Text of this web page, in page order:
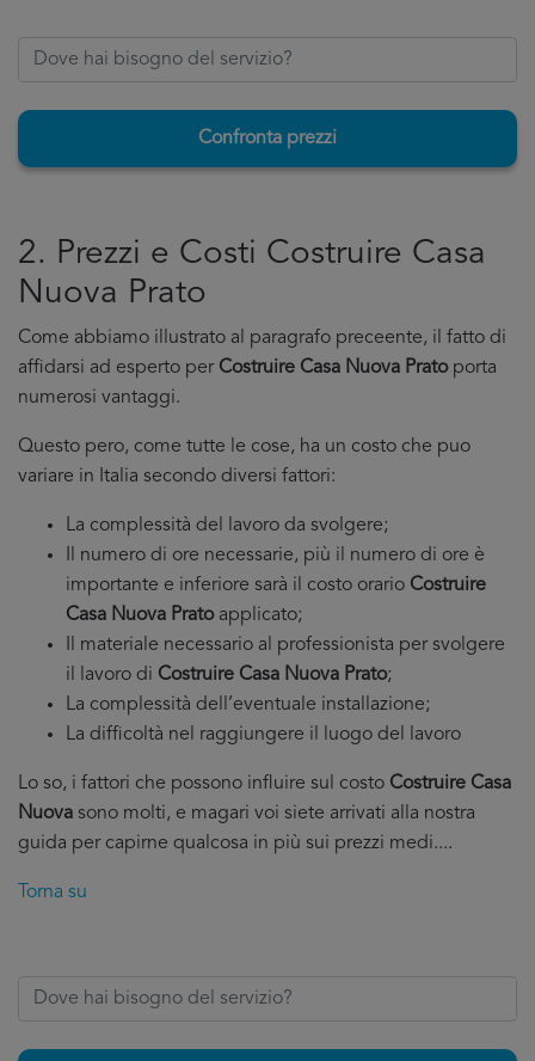
Confronta prezzi
2. Prezzi e Costi Costruire Casa
Nuova Prato
Come abbiamo illustrato al paragrafo preceente, il fatto di
affidarsi ad esperto per Costruire Casa Nuova Pratoporta
numerosi vantaggi.
Questo pero, come tutte le cose, ha un costo che puo
variare in Italia secondo diversi fattori:
La complessità del lavoro da svolgere;
Il numero di ore necessarie, più il numero di ore è
importante e inferiore sarà il costo orario Costruire
Casa Nuova Pratoapplicato;
Il materiale necessario al professionista per svolgere
il lavoro di Costruire Casa Nuova Prato;
La complessità dell’eventuale installazione;
La difficoltà nel raggiungere il luogo del lavoro
Lo so, i fattori che possono influire sul costo Costruire Casa
Nuova sono molti, e magari voi siete arrivati alla nostra
guida per capirne qualcosa in più sui prezzi medi....
Torna su